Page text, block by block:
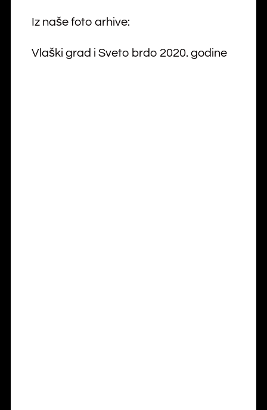
Iz naše foto arhive:
Vlaški grad i Sveto brdo 2020. godine